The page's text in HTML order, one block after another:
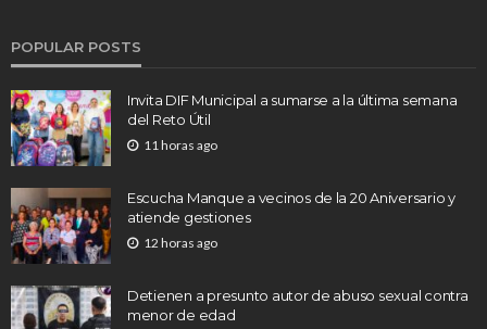
POPULAR POSTS
Invita DIF Municipal a sumarse a la última semana
del Reto Útil
11 horas ago
Escucha Manque a vecinos de la 20 Aniversario y
atiende gestiones
12 horas ago
Detienen a presunto autor de abuso sexual contra
menor de edad